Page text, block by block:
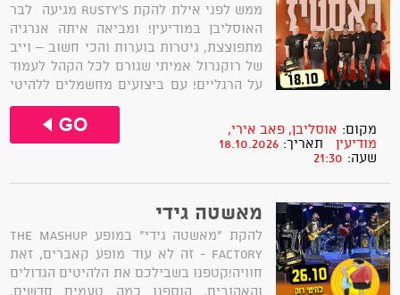
ממש לפני אילת להקת Rusty’s מגיעה לבר
האוסליבן במודיעין! ומביאה איתה אנרגיה
מתפוצצת, גיטרות בוערות והכי חשוב – וייב
של רוקנרול אמיתי שגורם לכל הקהל לעמוד
על הרגליים! עם ביצועים מחשמלים ללהיטי
הענק של שנות ה־70, ה־80 וה־90, שילוב של
כריזמה בימתית והרמוניות ווקאליות
מהפנטות – זו חוויה שחייבים לראות
מקום: אוסליבן, פאב אירי,
מודיעין
תאריך: 18.10.2026
שעה: 21:30
מאשטה גידי
להקת "מאשטה גידי" במופע The Mashup
Factory - זה לא עוד מופע קאברים, זאת
חוויה!קטפנו בשבילכם את הלהיטים הגדולים
והאהובים, הוספנו כמה טעמים חדשים,